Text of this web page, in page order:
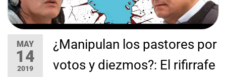
MAY
14
2019
¿Manipulan los pastores por
votos y diezmos?: El rifirrafe